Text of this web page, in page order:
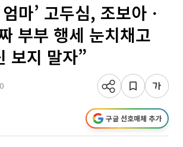
마’ 고두심, 조보아ㆍ
부부 행세 눈치채고
보지 말자”
구글 선호매체 추가